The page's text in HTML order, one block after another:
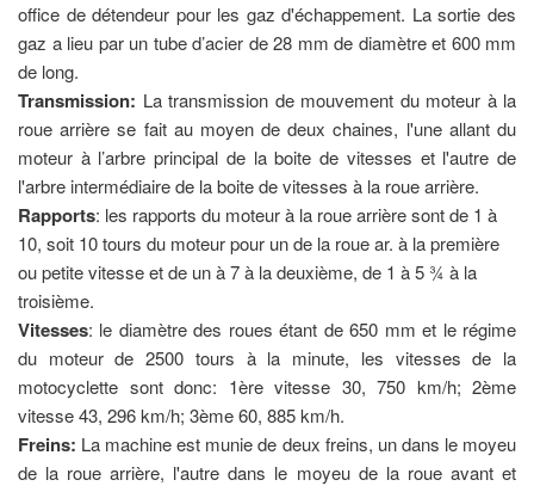
office de détendeur pour les gaz d'échappement. La sortie des
gaz a lieu par un tube d’acier de 28 mm de diamètre et 600 mm
de long.
Transmission: La transmission de mouvement du moteur à la
roue arrière se fait au moyen de deux chaines, l'une allant du
moteur à l’arbre principal de la boite de vitesses et l'autre de
l'arbre intermédiaire de la boite de vitesses à la roue arrière.
Rapports: les rapports du moteur à la roue arrière sont de 1 à
10, soit 10 tours du moteur pour un de la roue ar. à la première
ou petite vitesse et de un à 7 à la deuxième, de 1 à 5 ¾ à la
troisième.
Vitesses: le diamètre des roues étant de 650 mm et le régime
du moteur de 2500 tours à la minute, les vitesses de la
motocyclette sont donc: 1ère vitesse 30, 750 km/h; 2ème
vitesse 43, 296 km/h; 3ème 60, 885 km/h.
Freins: La machine est munie de deux freins, un dans le moyeu
de la roue arrière, l'autre dans le moyeu de la roue avant et